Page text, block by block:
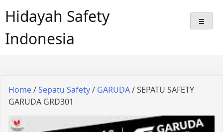
Hidayah Safety
Indonesia
Home/Sepatu Safety/ GARUDA/ SEPATU SAFETY
GARUDA GRD301